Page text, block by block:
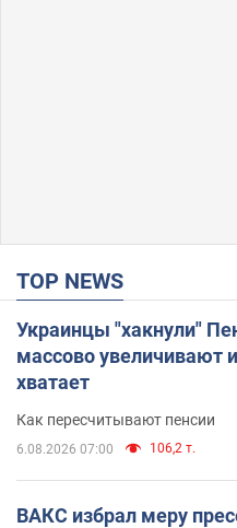
TOP NEWS
Украинцы "хакнули"
массово увеличивают
хватает
Как пересчитывают пенсии
6.08.2026 07:00 106,2 т.
ВАКС избрал меру